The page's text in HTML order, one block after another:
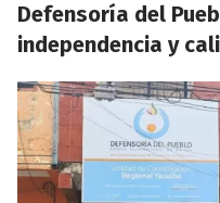
Defensoría del
independencia y